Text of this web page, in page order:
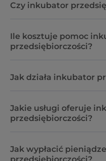
Czy inkubator
Ile kosztuje pomoc
przedsiębiorczości?
Jak działa inkubator
Jakie usługi oferuje
przedsiębiorczości?
Jak wypłacić